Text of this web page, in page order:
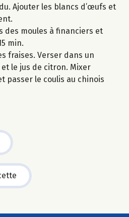
Ajouter les blancs d’œufs et
des moules à financiers et
min.
fraises. Verser dans un
le jus de citron. Mixer
passer le coulis au chinois